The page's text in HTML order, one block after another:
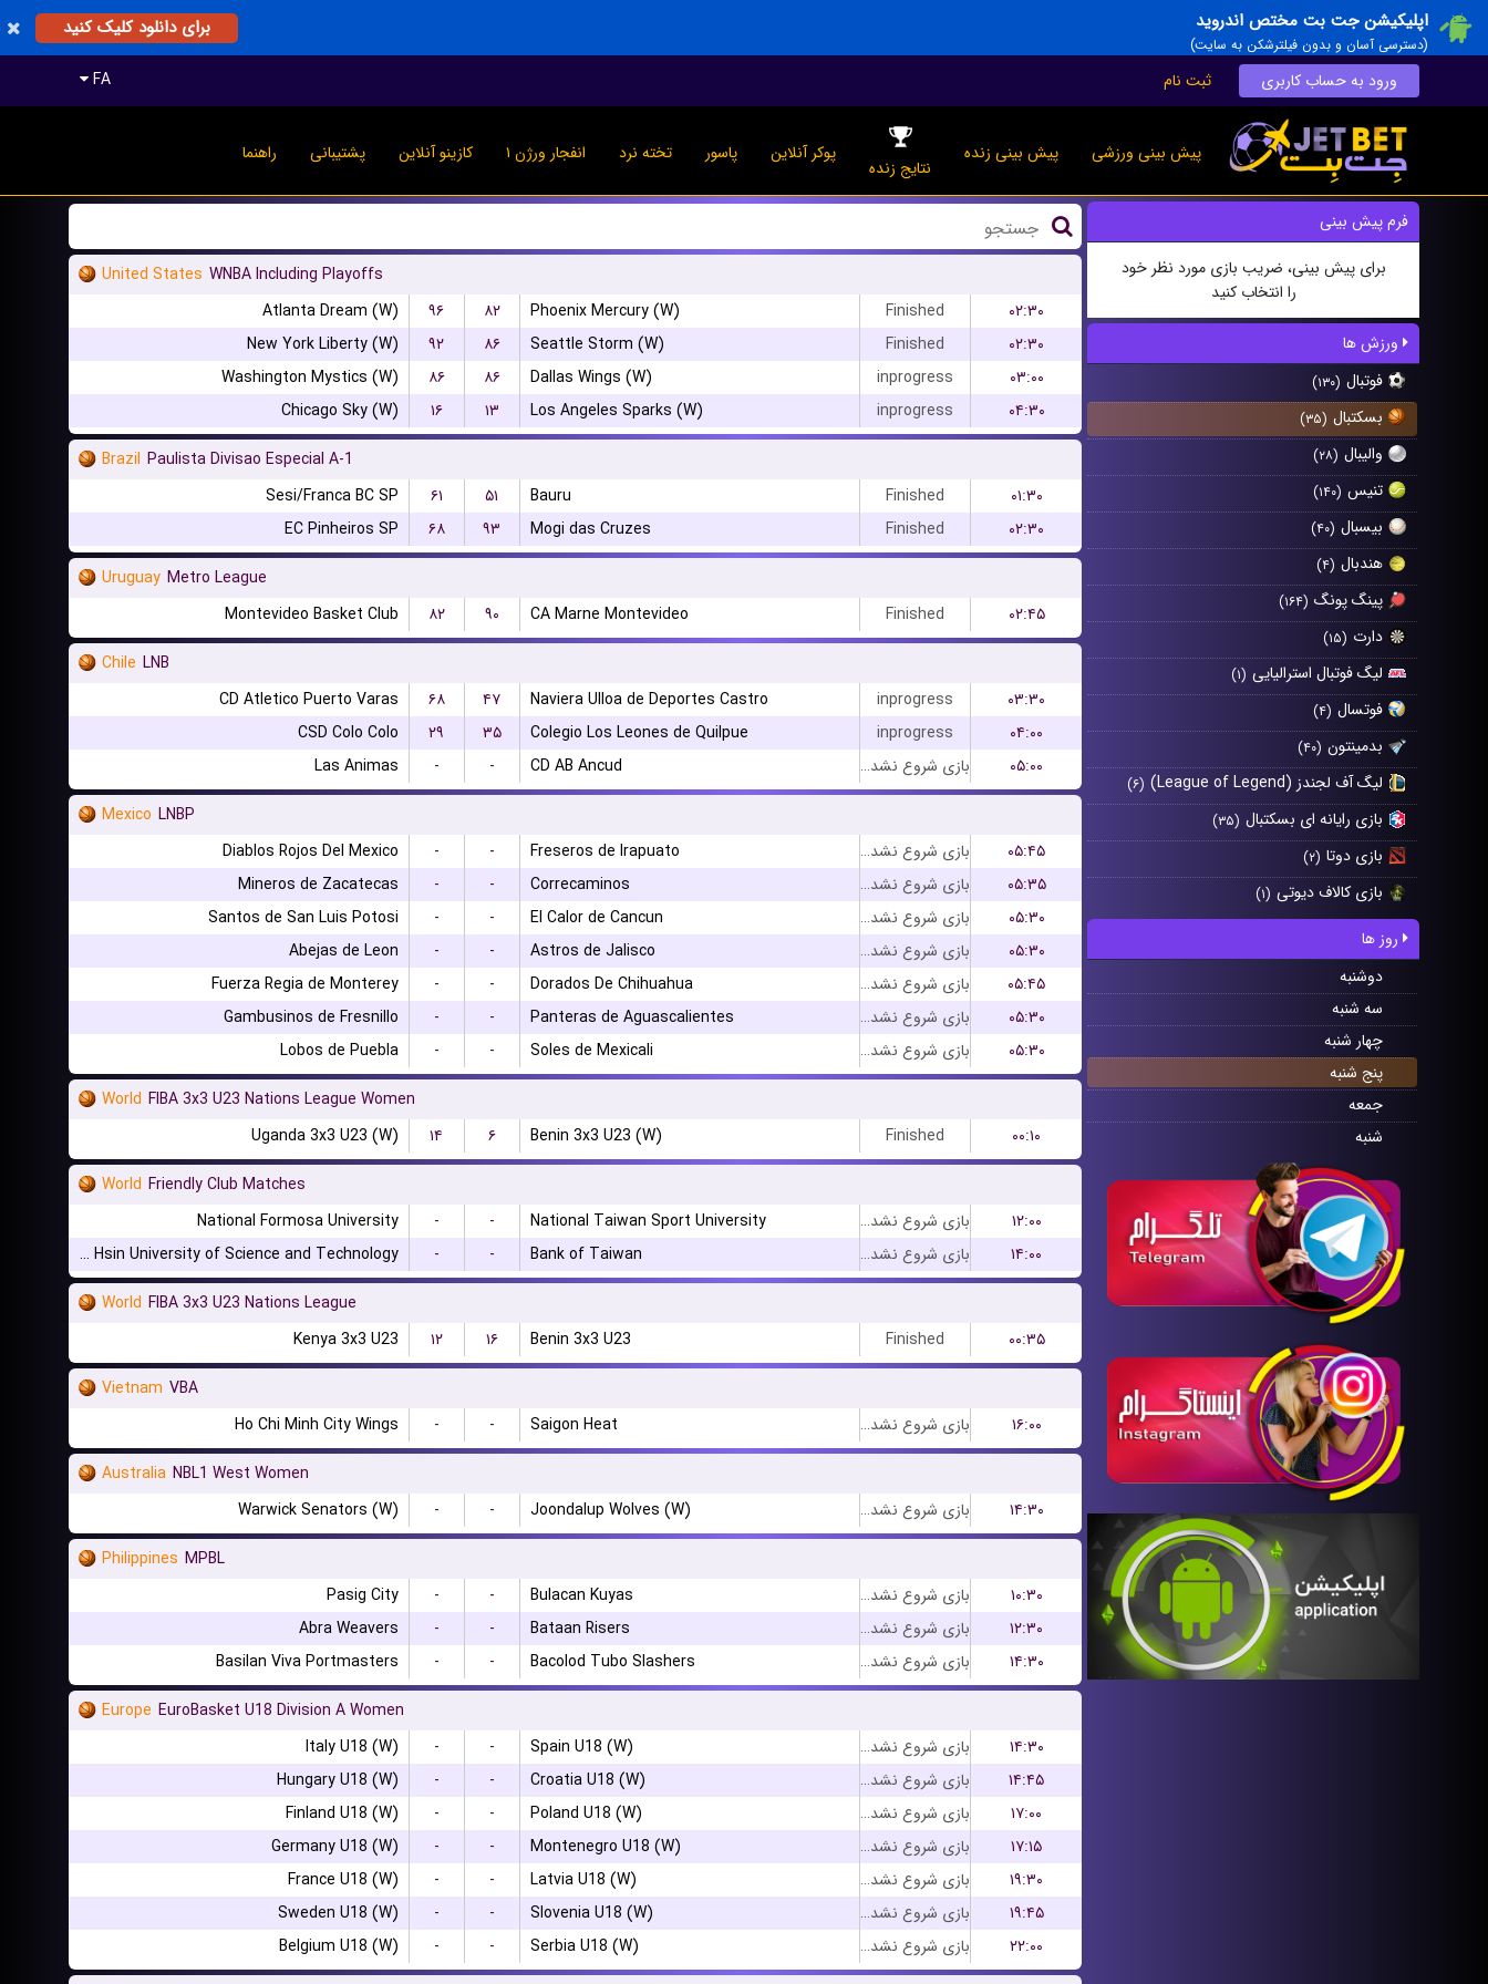
اپلیکیشن جت بت مختص اندروید
(دسترسی آسان و بدون فیلترشکن به سایت)
برای دانلود کلیک کنید
FA ورود به حساب کاربری ثبت نام
پیش بینی ورزشی پیش بینی زنده
نتایج زنده
پوکر آنلاین پاسور تخته نرد انفجار ورژن ۱ کازینو آنلاین پشتیبانی راهنما
فرم پیش بینی
برای پیش بینی، ضریب بازی مورد نظر خود
را انتخاب کنید
ورزش ها
فوتبال (۱۳۰)
بسکتبال (۳۵)
والیبال (۲۸)
تنیس (۱۴۰)
بیسبال (۴۰)
هندبال (۴)
پینگ پونگ (۱۶۴)
دارت (۱۵)
لیگ فوتبال استرالیایی (۱)
فوتسال (۴)
بدمینتون (۴۰)
لیگ آف لجندز (League of Legend) (۶)
بازی رایانه ای بسکتبال (۳۵)
بازی دوتا (۲)
بازی کالاف دیوتی (۱)
روز ها
دوشنبه
سه شنبه
چهار شنبه
پنج شنبه
جمعه
شنبه
United States WNBA Including Playoffs
Atlanta Dream (W)
۹۶ ۸۲ Phoenix Mercury (W) Finished
۰۲:۳۰
New York Liberty (W)
۹۲ ۸۶ Seattle Storm (W) Finished
۰۲:۳۰
Washington Mystics (W)
۸۶ ۸۶ Dallas Wings (W) inprogress
۰۳:۰۰
Chicago Sky (W)
۱۶ ۱۳ Los Angeles Sparks (W) inprogress
۰۴:۳۰
Brazil Paulista Divisao Especial A-1
Sesi/Franca BC SP
۶۱ ۵۱ Bauru Finished
۰۱:۳۰
EC Pinheiros SP
۶۸ ۹۳ Mogi das Cruzes Finished
۰۲:۳۰
Uruguay Metro League
Montevideo Basket Club
۸۲ ۹۰ CA Marne Montevideo Finished
۰۲:۴۵
Chile LNB
CD Atletico Puerto Varas
۶۸ ۴۷ Naviera Ulloa de Deportes Castro inprogress
۰۳:۳۰
CSD Colo Colo
۲۹ ۳۵ Colegio Los Leones de Quilpue inprogress
۰۴:۰۰
Las Animas
- - CD AB Ancud بازی شروع نشده است
۰۵:۰۰
Mexico LNBP
Diablos Rojos Del Mexico
- - Freseros de Irapuato بازی شروع نشده است
۰۵:۴۵
Mineros de Zacatecas
- - Correcaminos بازی شروع نشده است
۰۵:۳۵
Santos de San Luis Potosi
- - El Calor de Cancun بازی شروع نشده است
۰۵:۳۰
Abejas de Leon
- - Astros de Jalisco بازی شروع نشده است
۰۵:۳۰
Fuerza Regia de Monterey
- - Dorados De Chihuahua بازی شروع نشده است
۰۵:۴۵
Gambusinos de Fresnillo
- - Panteras de Aguascalientes بازی شروع نشده است
۰۵:۳۰
Lobos de Puebla
- - Soles de Mexicali بازی شروع نشده است
۰۵:۳۰
World FIBA 3x3 U23 Nations League Women
Uganda 3x3 U23 (W)
۱۴ ۶ Benin 3x3 U23 (W) Finished
۰۰:۱۰
World Friendly Club Matches
National Formosa University
- - National Taiwan Sport University بازی شروع نشده است
۱۲:۰۰
Chien Hsin University of Science and Technology
- - Bank of Taiwan بازی شروع نشده است
۱۴:۰۰
World FIBA 3x3 U23 Nations League
Kenya 3x3 U23
۱۲ ۱۶ Benin 3x3 U23 Finished
۰۰:۳۵
Vietnam VBA
Ho Chi Minh City Wings
- - Saigon Heat بازی شروع نشده است
۱۶:۰۰
Australia NBL1 West Women
Warwick Senators (W)
- - Joondalup Wolves (W) بازی شروع نشده است
۱۴:۳۰
Philippines MPBL
Pasig City
- - Bulacan Kuyas بازی شروع نشده است
۱۰:۳۰
Abra Weavers
- - Bataan Risers بازی شروع نشده است
۱۲:۳۰
Basilan Viva Portmasters
- - Bacolod Tubo Slashers بازی شروع نشده است
۱۴:۳۰
Europe EuroBasket U18 Division A Women
Italy U18 (W)
- - Spain U18 (W) بازی شروع نشده است
۱۴:۳۰
Hungary U18 (W)
- - Croatia U18 (W) بازی شروع نشده است
۱۴:۴۵
Finland U18 (W)
- - Poland U18 (W) بازی شروع نشده است
۱۷:۰۰
Germany U18 (W)
- - Montenegro U18 (W) بازی شروع نشده است
۱۷:۱۵
France U18 (W)
- - Latvia U18 (W) بازی شروع نشده است
۱۹:۳۰
Sweden U18 (W)
- - Slovenia U18 (W) بازی شروع نشده است
۱۹:۴۵
Belgium U18 (W)
- - Serbia U18 (W) بازی شروع نشده است
۲۲:۰۰